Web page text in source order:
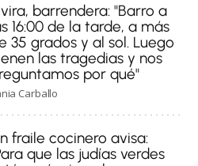
barrendera: "Barro a
16:00 de la tarde, a más
35 grados y al sol. Luego
las tragedias y nos
por qué"
Carballo
fraile cocinero avisa:
que las judías verdes